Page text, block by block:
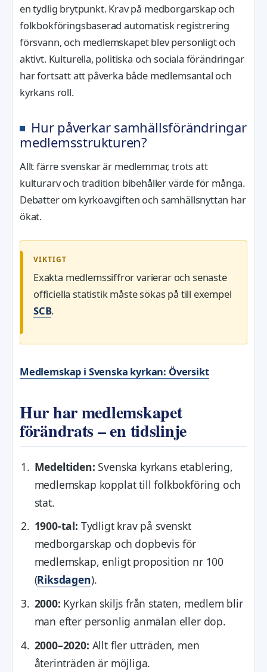
en tydlig brytpunkt. Krav på medborgarskap och
folkbokföringsbaserad automatisk registrering
försvann, och medlemskapet blev personligt och
aktivt. Kulturella, politiska och sociala förändringar
har fortsatt att påverka både medlemsantal och
kyrkans roll.
Hur påverkar samhällsförändringar
medlemsstrukturen?
Allt färre svenskar är medlemmar, trots att
kulturarv och tradition bibehåller värde för många.
Debatter om kyrkoavgiften och samhällsnyttan har
ökat.
VIKTIGT
Exakta medlemssiffror varierar och senaste
officiella statistik måste sökas på till exempel
SCB.
Medlemskap i Svenska kyrkan: Översikt
Hur har medlemskapet
förändrats – en tidslinje
Medeltiden: Svenska kyrkans etablering,
medlemskap kopplat till folkbokföring och
stat.
1900-tal: Tydligt krav på svenskt
medborgarskap och dopbevis för
medlemskap, enligt proposition nr 100
(Riksdagen).
2000: Kyrkan skiljs från staten, medlem blir
man efter personlig anmälan eller dop.
2000–2020: Allt fler utträden, men
återinträden är möjliga.